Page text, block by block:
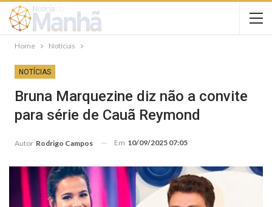
Home Notícias
NOTÍCIAS
Bruna Marquezine diz não a convite
para série de Cauã Reymond
Autor Rodrigo Campos Em 10/09/2025 07:05